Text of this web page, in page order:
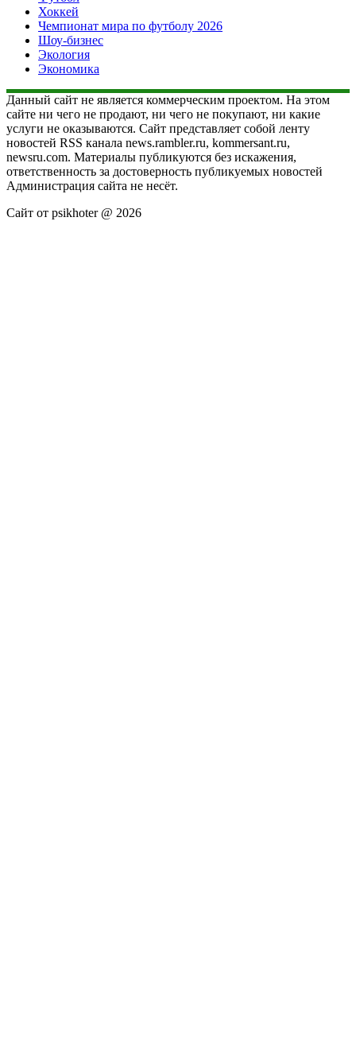
Хоккей
Чемпионат мира по футболу 2026
Шоу-бизнес
Экология
Экономика
Данный сайт не является коммерческим проектом. На этом
сайте ни чего не продают, ни чего не покупают, ни какие
услуги не оказываются. Сайт представляет собой ленту
новостей RSS канала news.rambler.ru, kommersant.ru,
newsru.com. Материалы публикуются без искажения,
ответственность за достоверность публикуемых новостей
Администрация сайта не несёт.
Сайт от psikhoter @ 2026